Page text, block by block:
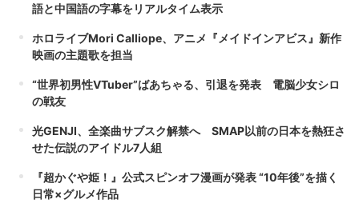
語と中国語の字幕をリアルタイム表示
ホロライブMori Calliope、アニメ『メイドインアビス』新作
映画の主題歌を担当
“世界初男性VTuber”ばあちゃる、引退を発表 電脳少女シロ
の戦友
光GENJI、全楽曲サブスク解禁へ SMAP以前の日本を熱狂さ
せた伝説のアイドル7人組
『超かぐや姫！』公式スピンオフ漫画が発表 “10年後”を描く
日常×グルメ作品